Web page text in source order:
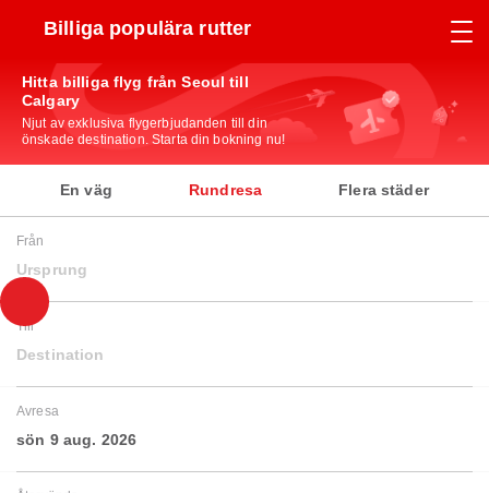
Billiga populära rutter
Hitta billiga flyg från Seoul till
Calgary
Njut av exklusiva flygerbjudanden till din
önskade destination. Starta din bokning nu!
En väg Rundresa Flera städer
Från
Ursprung
Till
Destination
Avresa
sön 9 aug. 2026